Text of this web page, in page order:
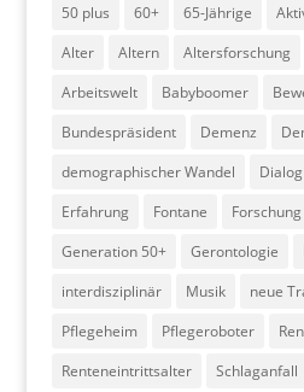
50 plus
60+ 65-Jährige
Alter
Altern Altersforschung
Arbeitswelt
Babyboomer
Bundespräsident
Demenz
demographischer Wandel
Dialog
Erfahrung
Fontane Forschung
Generation 50+
Gerontologie
interdisziplinär
Musik neue
Pflegeheim
Pflegeroboter
Renteneintrittsalter
Schlaganfall